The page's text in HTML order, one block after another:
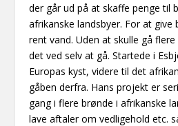
der går ud på at skaffe penge til
afrikanske landsbyer. For at give
rent vand. Uden at skulle gå
det ved selv at gå. Startede i
Europas kyst, videre til det
gåben derfra. Hans projekt er
gang i flere brønde i afrikanske
lave aftaler om vedligehold etc.